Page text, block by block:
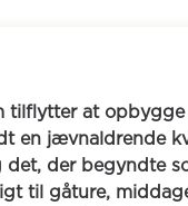
relationer i
der søgte